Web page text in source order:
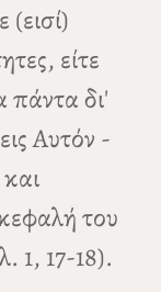
είτε
πάντα δι'
Αυτόν -
του
1, 17-18).